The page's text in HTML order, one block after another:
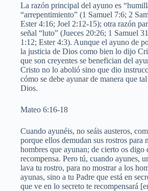
La razón principal del ayuno es
“arrepentimiento” (1 Samuel 7:6; 2
Ester 4:16; Joel 2:12-15); otra razón
señal “luto” (Jueces 20:26; 1 Samuel
1:12; Ester 4:3). Aunque el ayuno de
la justicia de Dios como bien lo dijo
que son creyentes se benefician del
Cristo no lo abolió sino que dio
cómo se debe ayunar de manera que
Dios.
Mateo 6:16-18
Cuando ayunéis, no seáis austeros,
porque ellos demudan sus rostros para
hombres que ayunan; de cierto os digo
recompensa. Pero tú, cuando ayunes,
lava tu rostro, para no mostrar a los
ayunas, sino a tu Padre que está en
que ve en lo secreto te recompensará